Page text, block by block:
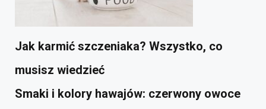
Jak karmić szczeniaka? Wszystko, co
musisz wiedzieć
Smaki i kolory hawajów: czerwony owoce